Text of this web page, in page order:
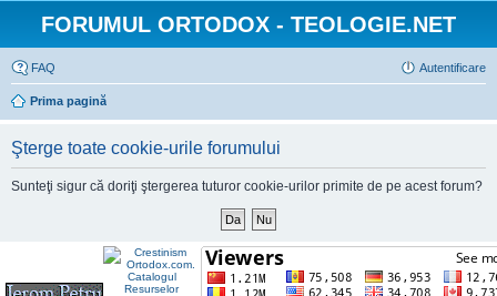
FORUMUL ORTODOX - TEOLOGIE.NET
FAQ Autentificare
Prima pagină
Şterge toate cookie-urile forumului
Sunteţi sigur că doriţi ştergerea tuturor cookie-urilor primite de pe acest forum?